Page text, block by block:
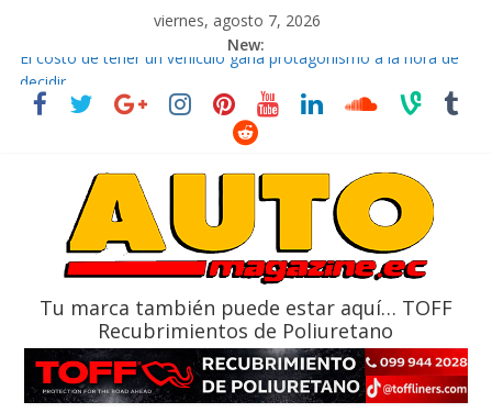
viernes, agosto 7, 2026
New:
El costo de tener un vehículo gana protagonismo a la hora de
decidir
Ultima película ‘Spider‑Man: Brand New Day’ pone en escena a
La Vuelta al Ecuador 2026, edición 47ª, recorre 7 provincias en 8
La FEDAK recibe 12 Sinotruk Bolden para cubrir las rutas de La
Tu marca también puede estar aquí… TOFF
Recubrimientos de Poliuretano